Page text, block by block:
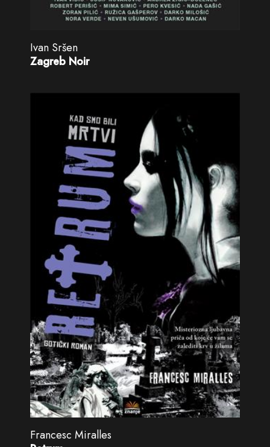
Ivan Sršen
Zagreb Noir
Francesc Miralles